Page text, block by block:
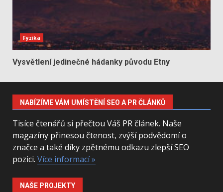
Fyzika
Vysvětlení jedinečné hádanky původu Etny
NABÍZÍME VÁM UMÍSTĚNÍ SEO A PR ČLÁNKŮ
Tisíce čtenářů si přečtou Váš PR článek. Naše
magazíny přinesou čtenost, zvýší podvědomí o
značce a také díky zpětnému odkazu zlepší SEO
pozici. Více informací »
NAŠE PROJEKTY